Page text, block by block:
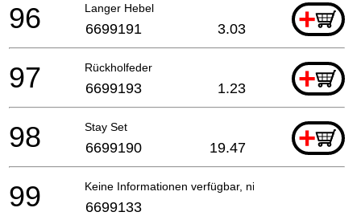
Langer Hebel +
96 6699191 3.03
Rückholfeder +
97 6699193 1.23
Stay Set +
98 6699190 19.47
Keine Informationen verfügbar, nicht bestellbar
99 6699133